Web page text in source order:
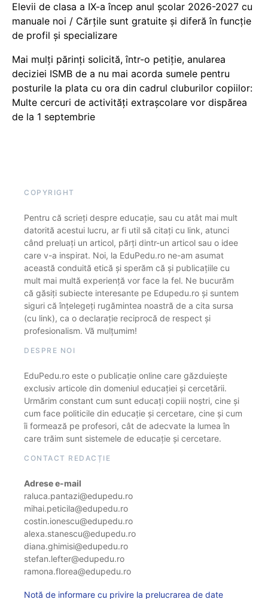
Elevii de clasa a IX-a încep anul școlar 2026-2027 cu
manuale noi / Cărțile sunt gratuite și diferă în funcție
de profil și specializare
Mai mulți părinți solicită, într-o petiție, anularea
deciziei ISMB de a nu mai acorda sumele pentru
posturile la plata cu ora din cadrul cluburilor copiilor:
Multe cercuri de activități extrașcolare vor dispărea
de la 1 septembrie
COPYRIGHT
Pentru că scrieți despre educație, sau cu atât mai mult
datorită acestui lucru, ar fi util să citați cu link, atunci
când preluați un articol, părți dintr-un articol sau o idee
care v-a inspirat. Noi, la EduPedu.ro ne-am asumat
această conduită etică și sperăm că și publicațiile cu
mult mai multă experiență vor face la fel. Ne bucurăm
că găsiți subiecte interesante pe Edupedu.ro și suntem
siguri că înțelegeți rugămintea noastră de a cita sursa
(cu link), ca o declarație reciprocă de respect și
profesionalism. Vă mulțumim!
DESPRE NOI
EduPedu.ro este o publicație online care găzduiește
exclusiv articole din domeniul educației și cercetării.
Urmărim constant cum sunt educați copiii noștri, cine și
cum face politicile din educație și cercetare, cine și cum
îi formează pe profesori, cât de adecvate la lumea în
care trăim sunt sistemele de educație și cercetare.
CONTACT REDACȚIE
Adrese e-mail
raluca.pantazi@edupedu.ro
mihai.peticila@edupedu.ro
costin.ionescu@edupedu.ro
alexa.stanescu@edupedu.ro
diana.ghimisi@edupedu.ro
stefan.lefter@edupedu.ro
ramona.florea@edupedu.ro
Notă de informare cu privire la prelucrarea de date